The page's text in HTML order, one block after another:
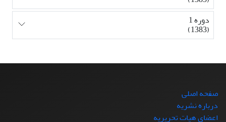
دوره 1
(1383)
صفحه اصلی
درباره نشریه
اعضای هیات تحریریه